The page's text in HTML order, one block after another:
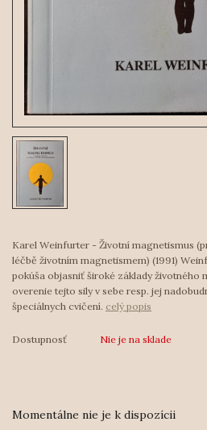
Karel Weinfurter - Životní magnetismus
léčbě životním magnetismem) (1991)
pokúša objasniť široké základy životného
overenie tejto sily v sebe resp. jej
špeciálnych cvičení. celý popis
Dostupnosť Nie je na sklade
Momentálne nie je k dispozícii